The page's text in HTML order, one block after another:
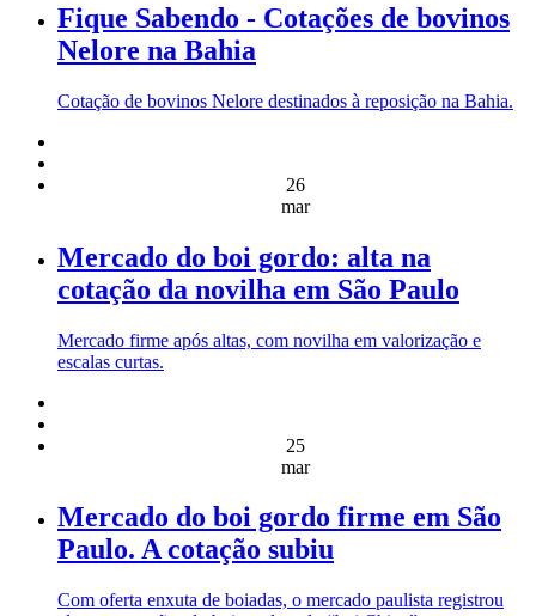
Fique Sabendo - Cotações de bovinos
Nelore na Bahia
Cotação de bovinos Nelore destinados à reposição na Bahia.
26
mar
Mercado do boi gordo: alta na
cotação da novilha em São Paulo
Mercado firme após altas, com novilha em valorização e
escalas curtas.
25
mar
Mercado do boi gordo firme em São
Paulo. A cotação subiu
Com oferta enxuta de boiadas, o mercado paulista registrou